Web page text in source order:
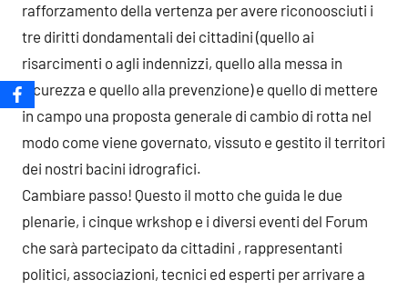
rafforzamento della vertenza per avere riconoosciuti i
tre diritti dondamentali dei cittadini (quello ai
risarcimenti o agli indennizzi, quello alla messa in
sicurezza e quello alla prevenzione) e quello di mettere
in campo una proposta generale di cambio di rotta nel
modo come viene governato, vissuto e gestito il territori
dei nostri bacini idrografici.
Cambiare passo! Questo il motto che guida le due
plenarie, i cinque wrkshop e i diversi eventi del Forum
che sarà partecipato da cittadini , rappresentanti
politici, associazioni, tecnici ed esperti per arrivare a